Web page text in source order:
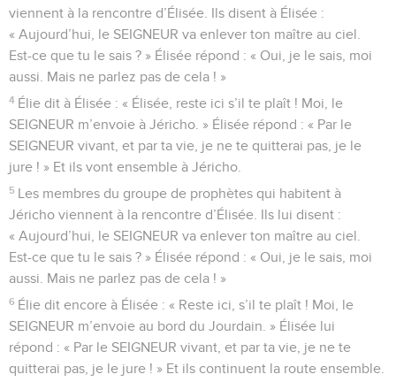
viennent à la rencontre d’Élisée. Ils disent à Élisée :
« Aujourd’hui, le SEIGNEUR va enlever ton maître au ciel.
Est-ce que tu le sais ? » Élisée répond : « Oui, je le sais, moi
aussi. Mais ne parlez pas de cela ! »
4 Élie dit à Élisée : « Élisée, reste ici s’il te plaît ! Moi, le
SEIGNEUR m’envoie à Jéricho. » Élisée répond : « Par le
SEIGNEUR vivant, et par ta vie, je ne te quitterai pas, je le
jure ! » Et ils vont ensemble à Jéricho.
5 Les membres du groupe de prophètes qui habitent à
Jéricho viennent à la rencontre d’Élisée. Ils lui disent :
« Aujourd’hui, le SEIGNEUR va enlever ton maître au ciel.
Est-ce que tu le sais ? » Élisée répond : « Oui, je le sais, moi
aussi. Mais ne parlez pas de cela ! »
6 Élie dit encore à Élisée : « Reste ici, s’il te plaît ! Moi, le
SEIGNEUR m’envoie au bord du Jourdain. » Élisée lui
répond : « Par le SEIGNEUR vivant, et par ta vie, je ne te
quitterai pas, je le jure ! » Et ils continuent la route ensemble.